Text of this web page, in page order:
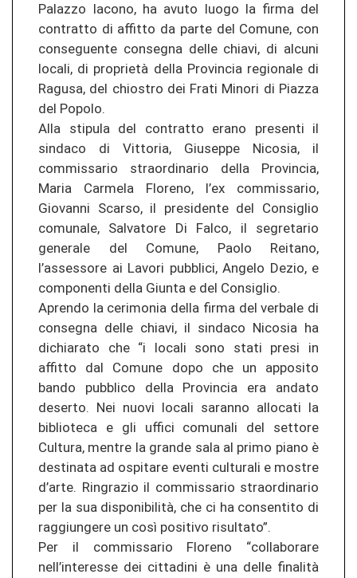
Palazzo Iacono, ha avuto luogo la firma del
contratto di affitto da parte del Comune, con
conseguente consegna delle chiavi, di alcuni
locali, di proprietà della Provincia regionale di
Ragusa, del chiostro dei Frati Minori di Piazza
del Popolo.
Alla stipula del contratto erano presenti il
sindaco di Vittoria, Giuseppe Nicosia, il
commissario straordinario della Provincia,
Maria Carmela Floreno, l’ex commissario,
Giovanni Scarso, il presidente del Consiglio
comunale, Salvatore Di Falco, il segretario
generale del Comune, Paolo Reitano,
l’assessore ai Lavori pubblici, Angelo Dezio, e
componenti della Giunta e del Consiglio.
Aprendo la cerimonia della firma del verbale di
consegna delle chiavi, il sindaco Nicosia ha
dichiarato che “i locali sono stati presi in
affitto dal Comune dopo che un apposito
bando pubblico della Provincia era andato
deserto. Nei nuovi locali saranno allocati la
biblioteca e gli uffici comunali del settore
Cultura, mentre la grande sala al primo piano è
destinata ad ospitare eventi culturali e mostre
d’arte. Ringrazio il commissario straordinario
per la sua disponibilità, che ci ha consentito di
raggiungere un così positivo risultato”.
Per il commissario Floreno “collaborare
nell’interesse dei cittadini è una delle finalità